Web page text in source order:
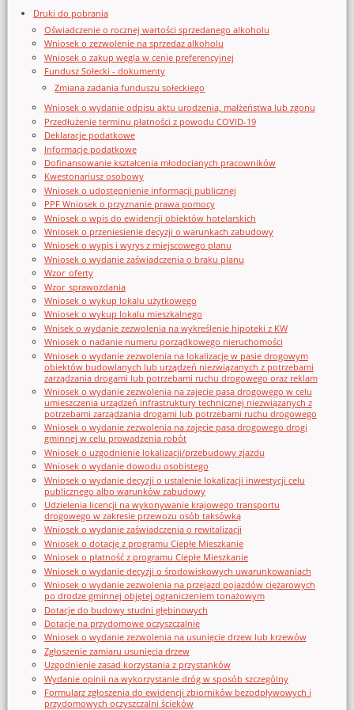
Druki do pobrania
Oświadczenie o rocznej wartości sprzedanego alkoholu
Wniosek o zezwolenie na sprzedaz alkoholu
Wniosek o zakup węgla w cenie preferencyjnej
Fundusz Sołecki - dokumenty
Zmiana zadania funduszu sołeckiego
Wniosek o wydanie odpisu aktu urodzenia, małżeństwa lub zgonu
Przedłużenie terminu płatności z powodu COVID-19
Deklaracje podatkowe
Informacje podatkowe
Dofinansowanie kształcenia młodocianych pracowników
Kwestonariusz osobowy
Wniosek o udostępnienie informacji publicznej
PPF Wniosek o przyznanie prawa pomocy
Wniosek o wpis do ewidencji obiektów hotelarskich
Wniosek o przeniesienie decyzji o warunkach zabudowy
Wniosek o wypis i wyrys z miejscowego planu
Wniosek o wydanie zaświadczenia o braku planu
Wzor_oferty
Wzor_sprawozdania
Wniosek o wykup lokalu użytkowego
Wniosek o wykup lokalu mieszkalnego
Wnisek o wydanie zezwolenia na wykreślenie hipoteki z KW
Wniosek o nadanie numeru porządkowego nieruchomości
Wniosek o wydanie zezwolenia na lokalizację w pasie drogowym
obiektów budowlanych lub urządzeń niezwiązanych z potrzebami
zarządzania drogami lub potrzebami ruchu drogowego oraz reklam
Wniosek o wydanie zezwolenia na zajęcie pasa drogowego w celu
umieszczenia urządzeń infrastruktury technicznej niezwiązanych z
potrzebami zarządzania drogami lub potrzebami ruchu drogowego
Wniosek o wydanie zezwolenia na zajęcie pasa drogowego drogi
gminnej w celu prowadzenia robót
Wniosek o uzgodnienie lokalizacji/przebudowy zjazdu
Wniosek o wydanie dowodu osobistego
Wniosek o wydanie decyzji o ustalenie lokalizacji inwestycji celu
publicznego albo warunków zabudowy
Udzielenia licencji na wykonywanie krajowego transportu
drogowego w zakresie przewozu osób taksówką
Wniosek o wydanie zaświadczenia o rewitalizacji
Wniosek o dotację z programu Ciepłe Mieszkanie
Wniosek o płatność z programu Ciepłe Mieszkanie
Wniosek o wydanie decyzji o środowiskowych uwarunkowaniach
Wniosek o wydanie zezwolenia na przejazd pojazdów ciężarowych
po drodze gminnej objętej ograniczeniem tonażowym
Dotacje do budowy studni głębinowych
Dotacje na przydomowe oczyszczalnie
Wniosek o wydanie zezwolenia na usunięcie drzew lub krzewów
Zgłoszenie zamiaru usunięcia drzew
Uzgodnienie zasad korzystania z przystanków
Wydanie opinii na wykorzystanie dróg w sposób szczególny
Formularz zgłoszenia do ewidencji zbiorników bezodpływowych i
przydomowych oczyszczalni ścieków